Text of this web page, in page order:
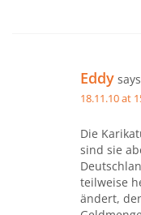
Eddy
18.11.10 at
Die
sind sie
teilweise
ändert,